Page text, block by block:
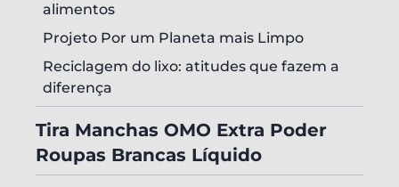
alimentos
Projeto Por um Planeta mais Limpo
Reciclagem do lixo: atitudes que fazem a
diferença
Tira Manchas OMO Extra Poder
Roupas Brancas Líquido